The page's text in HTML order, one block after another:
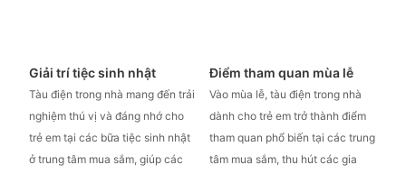
Giải trí tiệc sinh nhật
Tàu điện trong nhà mang đến trải
nghiệm thú vị và đáng nhớ cho
trẻ em tại các bữa tiệc sinh nhật
ở trung tâm mua sắm, giúp các
Điểm tham quan mùa lễ
Vào mùa lễ, tàu điện trong nhà
dành cho trẻ em trở thành điểm
tham quan phổ biến tại các trung
tâm mua sắm, thu hút các gia